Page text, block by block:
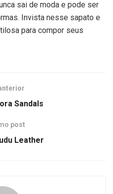
sai de moda e pode ser
Invista nesse sapato e
para compor seus
Sandals
post
Leather